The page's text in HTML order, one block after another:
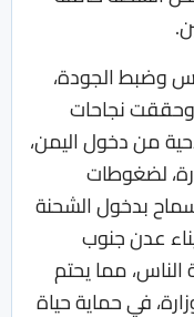
وضبط الجودة،
نجاحات
من دخول اليمن،
لضغوطات
بدخول الشحنة
عدن جنوب
مما يحتم
في حماية حياة